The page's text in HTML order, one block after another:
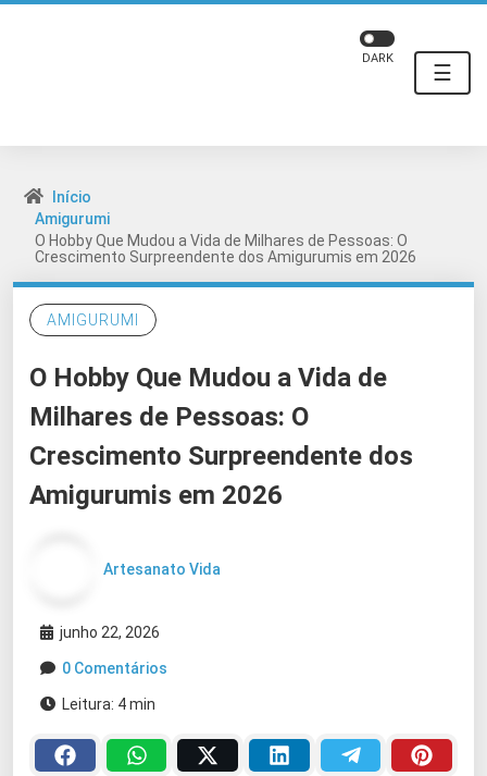
☰
DARK
Início
Amigurumi
O Hobby Que Mudou a Vida de Milhares de Pessoas: O
Crescimento Surpreendente dos Amigurumis em 2026
AMIGURUMI
O Hobby Que Mudou a Vida de
Milhares de Pessoas: O
Crescimento Surpreendente dos
Amigurumis em 2026
Artesanato Vida
junho 22, 2026
0 Comentários
Leitura: 4 min